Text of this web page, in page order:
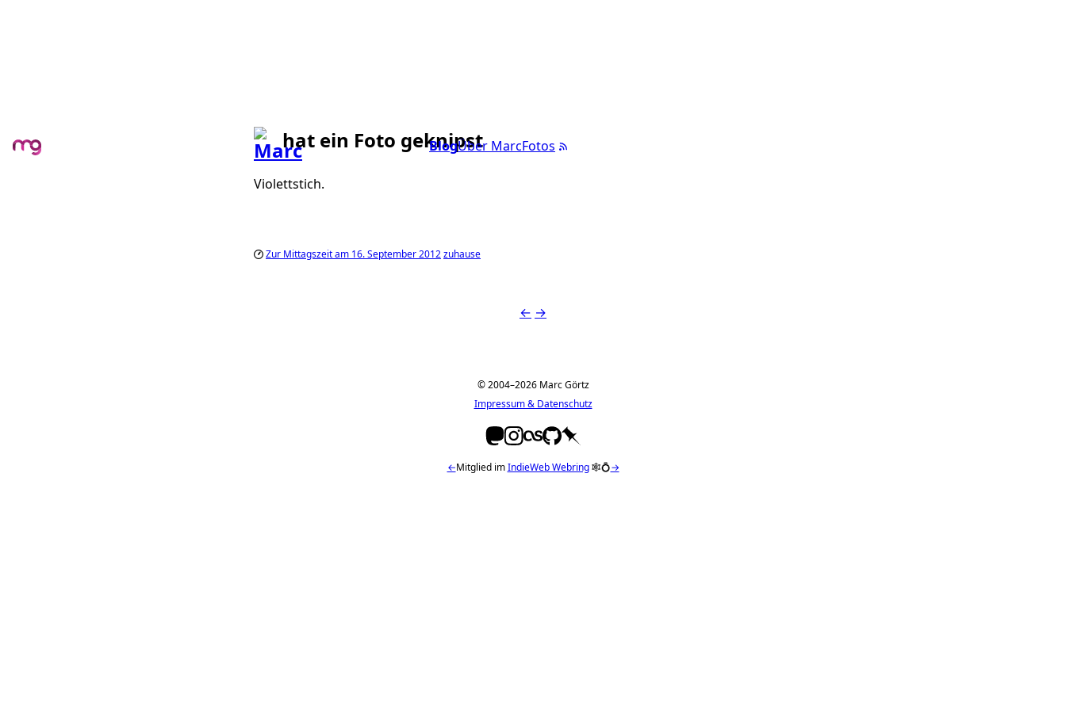
BlogÜber MarcFotos
hat ein Foto geknipst
Violettstich.
Zur Mittagszeit am 16. September 2012zuhause
← →
© 2004–2026 Marc Görtz
Impressum & Datenschutz
←Mitglied imIndieWeb Webring🕸💍→